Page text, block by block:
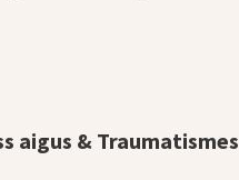
aigus & Traumatismes